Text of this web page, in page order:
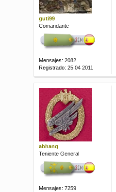
guti99
Comandante
Mensajes: 2082
Registrado: 25 04 2011
abhang
Teniente General
Mensajes: 7259